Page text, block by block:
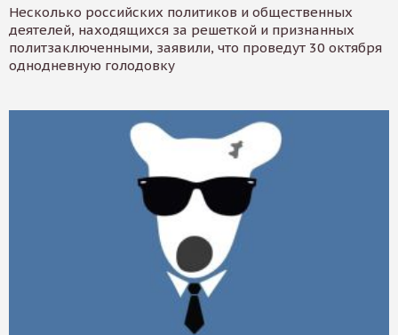
Несколько российских политиков и общественных
деятелей, находящихся за решеткой и признанных
политзаключенными, заявили, что проведут 30 октября
однодневную голодовку